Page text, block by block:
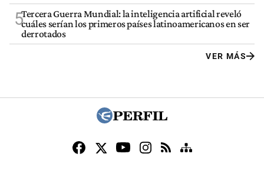
5Tercera Guerra Mundial: la inteligencia artificial reveló
cuáles serían los primeros países latinoamericanos en ser
derrotados
VER MÁS